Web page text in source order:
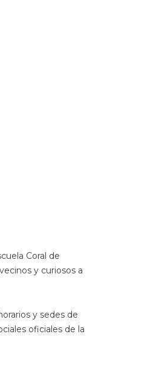
Coral de
y curiosos a
y sedes de
oficiales de la